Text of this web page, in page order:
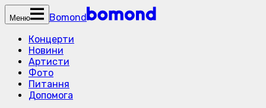
Меню
Bomond
Концерти
Новини
Артисти
Фото
Питання
Допомога